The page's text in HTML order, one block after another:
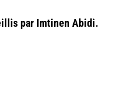
par Imtinen Abidi.